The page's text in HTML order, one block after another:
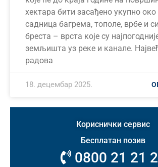
хектара бити засађено укупно
садница багрема, тополе, врбе и
бреста – врста које су
земљишта уз реке и канале.
радова
18. децембар 2025.
Кориснички сервис
Бесплатан позив
0800 21 21